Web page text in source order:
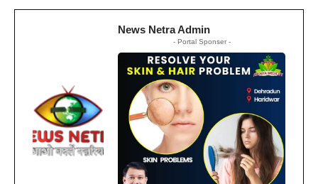
News Netra Admin
- Portal Sponser -